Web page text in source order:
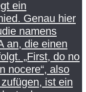
ein
Genau hier
namens
an, die einen
„First, do no
nocere“, also
ist ein